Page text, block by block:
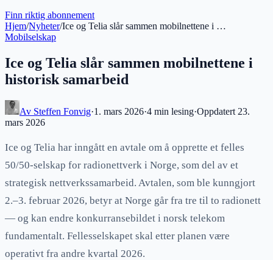
Finn riktig abonnement
Hjem/Nyheter/Ice og Telia slår sammen mobilnettene i …
Mobilselskap
Ice og Telia slår sammen mobilnettene i
historisk samarbeid
Av Steffen Fonvig·1. mars 2026·4 min lesing·Oppdatert 23.
mars 2026
Ice og Telia har inngått en avtale om å opprette et felles
50/50-selskap for radionettverk i Norge, som del av et
strategisk nettverkssamarbeid. Avtalen, som ble kunngjort
2.–3. februar 2026, betyr at Norge går fra tre til to radionett
— og kan endre konkurransebildet i norsk telekom
fundamentalt. Fellesselskapet skal etter planen være
operativt fra andre kvartal 2026.